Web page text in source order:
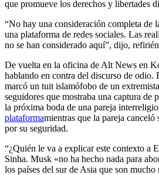
que promueve los derechos y libertades
“No hay una consideración completa de
una plataforma de redes sociales. Las
no se han considerado aquí”, dijo,
De vuelta en la oficina de Alt News en
hablando en contra del discurso de odio.
marcó un tuit islamófobo de un
seguidores que mostraba una captura de
la próxima boda de una pareja
plataformamientras que la pareja
por su seguridad.
“¿Quién le va a explicar este contexto a
Sinha. Musk «no ha hecho nada para
los países del sur de Asia que son mucho